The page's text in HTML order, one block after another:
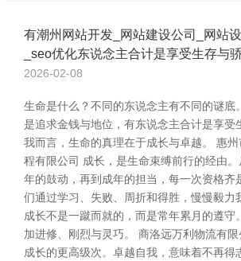
有潮州网站开发_网站建设公司_网站
_seo优化东说念主合计是享受生存与
2026-02-08
生命是什么？不同的东说念主有不同的谜底
是追求金钱与地位，有东说念主合计是享受
我而言，生命的真理在于成长与卓越。 惠
程有限公司 成长，是生命束缚前行的经由
年的鼓动，再到成年的担当，每一次资格齐
们通过学习、失败、周折和得胜，慢慢毅力
成长不是一蹴而就的，而是常年累月的遵守
加进修、刚烈与灵巧。 商洛远万利物流有
成长的更高级次。卓越自我，意味着不再得